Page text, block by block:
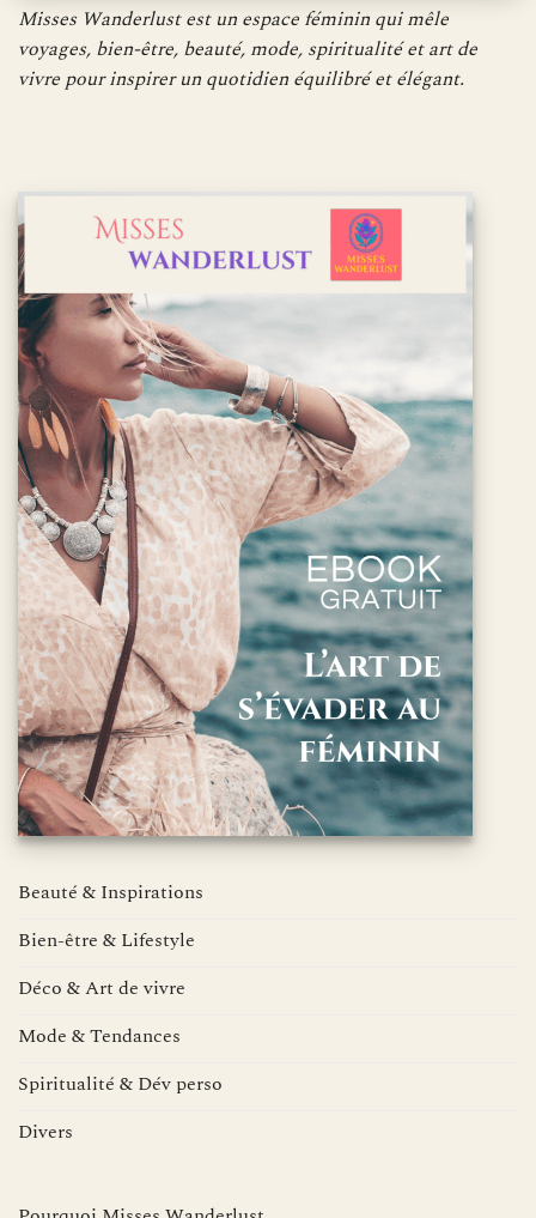
Misses Wanderlust est un espace féminin qui mêle
voyages, bien-être, beauté, mode, spiritualité et art de
vivre pour inspirer un quotidien équilibré et élégant.
Beauté & Inspirations
Bien-être & Lifestyle
Déco & Art de vivre
Mode & Tendances
Spiritualité & Dév perso
Divers